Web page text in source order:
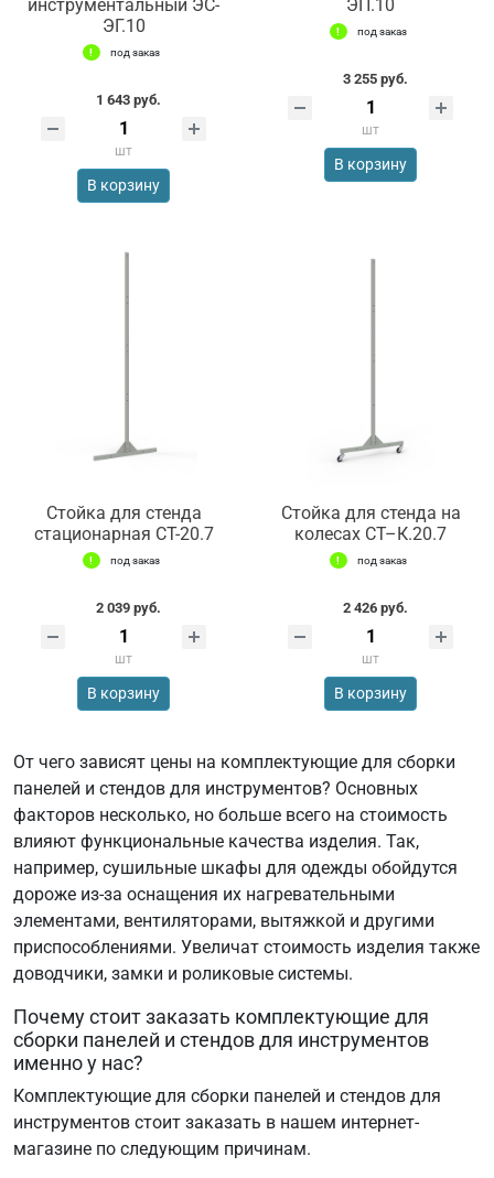
инструментальный ЭС-
ЭГ.10
под заказ
1 643 руб.
шт
В корзину
ЭП.10
под заказ
3 255 руб.
шт
В корзину
Стойка для стенда
стационарная СТ-20.7
под заказ
2 039 руб.
шт
В корзину
Стойка для стенда на
колесах СТ–К.20.7
под заказ
2 426 руб.
шт
В корзину
От чего зависят цены на комплектующие для сборки
панелей и стендов для инструментов? Основных
факторов несколько, но больше всего на стоимость
влияют функциональные качества изделия. Так,
например, сушильные шкафы для одежды обойдутся
дороже из-за оснащения их нагревательными
элементами, вентиляторами, вытяжкой и другими
приспособлениями. Увеличат стоимость изделия также
доводчики, замки и роликовые системы.
Почему стоит заказать комплектующие для
сборки панелей и стендов для инструментов
именно у нас?
Комплектующие для сборки панелей и стендов для
инструментов стоит заказать в нашем интернет-
магазине по следующим причинам.